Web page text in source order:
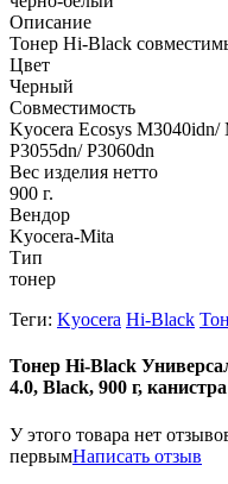
Описание
Тонер Hi-Black
Цвет
Черный
Совместимость
Kyocera Ecosys M3040idn/
P3055dn/ P3060dn
Вес изделия нетто
900 г.
Вендор
Kyocera-Mita
Тип
тонер
Теги: Kyocera Hi-Black
Тонер Hi-Black
4.0, Black, 900 г,
У этого товара нет
первымНаписать отзыв